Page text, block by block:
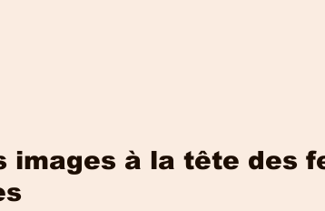
images à la tête des